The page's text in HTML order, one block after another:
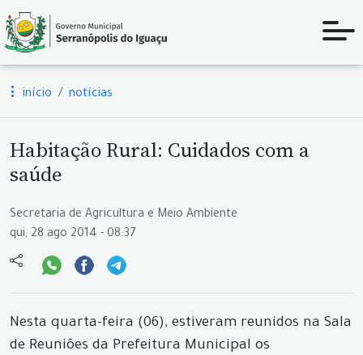
início notícias
Habitação Rural: Cuidados com a
saúde
Secretaria de Agricultura e Meio Ambiente
qui, 28 ago 2014 - 08:37
Nesta quarta-feira (06), estiveram reunidos na Sala
de Reuniões da Prefeitura Municipal os